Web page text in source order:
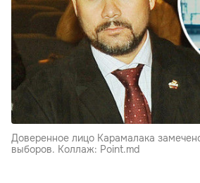
Доверенное лицо Карамалака
выборов. Коллаж: Point.md